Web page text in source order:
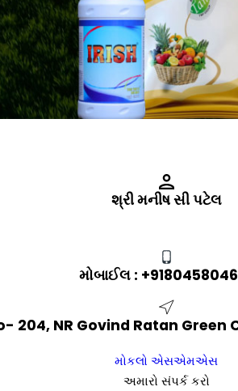
શ્રી મનીષ સી પટેલ
મોબાઈલ :
204, NR Govind Ratan
મોકલો એસએમએસ
અમારો સંપર્ક કરો